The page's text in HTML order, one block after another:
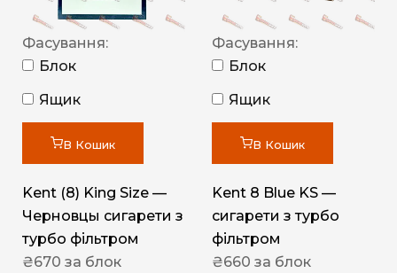
Фасування:
Блок
Ящик
В Кошик
Kent (8) King Size —
Черновцы сигарети з
турбо фільтром
₴670 за блок
Фасування:
Блок
Ящик
В Кошик
Kent 8 Blue KS —
сигарети з турбо
фільтром
₴660 за блок